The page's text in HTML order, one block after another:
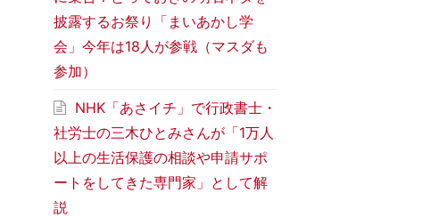
披露するお祭り「まいあかし学
会」今年は18人が参戦（マスダも
参加）
NHK「あさイチ」で行政書士・
社労士の三木ひとみさんが「1万人
以上の生活保護の相談や申請サポ
ートをしてきた専門家」として解
説